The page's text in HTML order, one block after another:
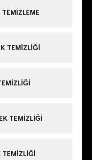
TEMIZLIĞI
TEMIZLIĞI
TEMIZLIĞI